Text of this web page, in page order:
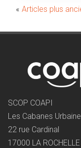
des
Articles plus
SCOP COAPI
Les Cabanes
22 rue Cardinal
17000 LA ROCHELLE